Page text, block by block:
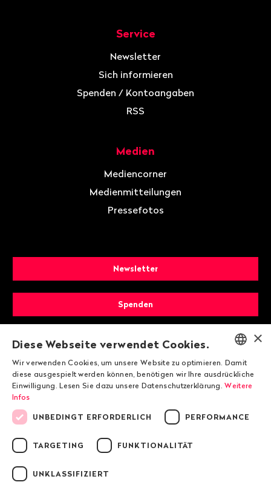
Service
Newsletter
Sich informieren
Spenden / Kontoangaben
RSS
Medien
Mediencorner
Medienmitteilungen
Pressefotos
Newsletter
Spenden
Mitglied werden
© 2026 Public Eye
ENGLISH
DEUTSCH
×
Diese Webseite verwendet Cookies.
Wir verwenden Cookies, um unsere Website zu optimieren. Damit
diese ausgespielt werden können, benötigen wir Ihre ausdrückliche
Einwilligung. Lesen Sie dazu unsere Datenschutzerklärung. Weitere
Infos
UNBEDINGT ERFORDERLICH PERFORMANCE
TARGETING FUNKTIONALITÄT
UNKLASSIFIZIERT